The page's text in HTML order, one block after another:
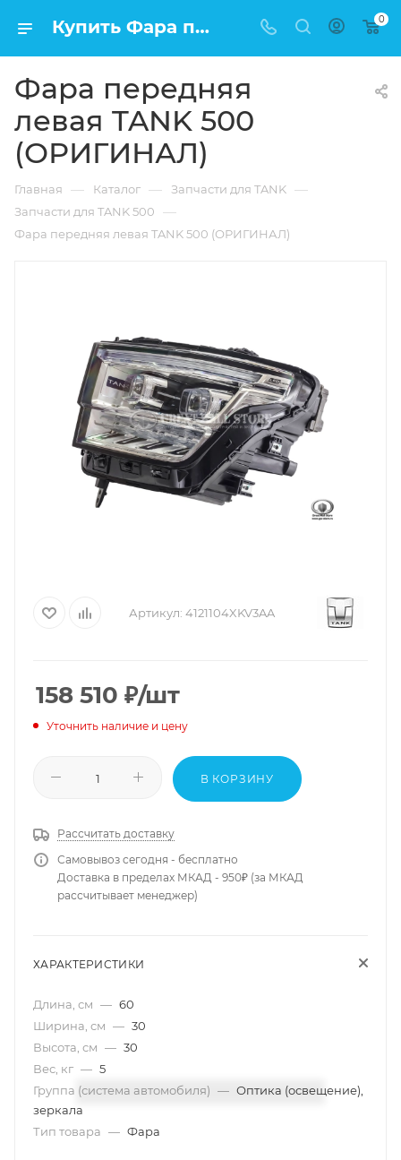
Купить Фара передняя левая TANK 500 (ОРИГИНАЛ) в Москве по низкой цене 0
Фара передняя
левая TANK 500
(ОРИГИНАЛ)
Главная — Каталог — Запчасти для TANK —
Запчасти для TANK 500 —
Фара передняя левая TANK 500 (ОРИГИНАЛ)
Артикул: 4121104XKV3AA
158 510 ₽/шт
Уточнить наличие и цену
В КОРЗИНУ
Рассчитать доставку
Самовывоз сегодня - бесплатно
Доставка в пределах МКАД - 950₽ (за МКАД
рассчитывает менеджер)
ХАРАКТЕРИСТИКИ
Длина, см — 60
Ширина, см — 30
Высота, см — 30
Вес, кг — 5
Группа (система автомобиля) — Оптика (освещение),
зеркала
Тип товара — Фара